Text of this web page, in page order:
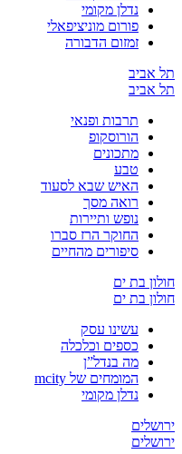
נדלן מקומי
פורום מוניציפאלי
זמזום הדבורה
תרבות ופנאי
הורוסקופ
מתכונים
טבע
האיש שבא לסעוד
רואה מסך
נופש ותיירות
החוקר הרז סברו
סיפורים מהחיים
בת ים
בת ים
עשינו עסק
כספים וכלכלה
מה בנדל”ן
המומחים של mcity
נדלן מקומי